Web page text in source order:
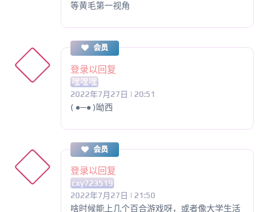
等黄毛第一视角
会员
登录以回复
嘿嘿嘿
2022年7月27日 | 20:51
( ●─● )呦西
会员
登录以回复
cxy723519
2022年7月27日 | 21:50
啥时候能上几个百合游戏呀，或者像大学生活